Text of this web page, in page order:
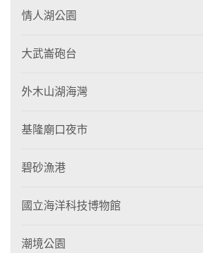
情人湖公園
大武崙砲台
外木山湖海灣
基隆廟口夜市
碧砂漁港
國立海洋科技博物館
潮境公園